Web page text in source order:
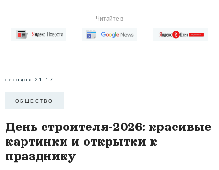
Читайте в
сегодня 21:17
ОБЩЕСТВО
День строителя-2026: красивые
картинки и открытки к
празднику